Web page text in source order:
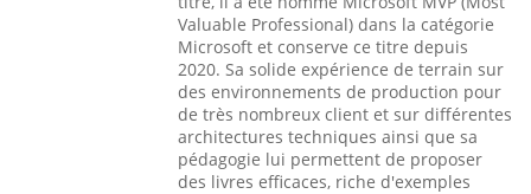
Valuable Professional) dans la catégorie
Microsoft et conserve ce titre depuis
2020. Sa solide expérience de terrain sur
des environnements de production pour
de très nombreux client et sur différentes
architectures techniques ainsi que sa
pédagogie lui permettent de proposer
des livres efficaces, riche d'exemples